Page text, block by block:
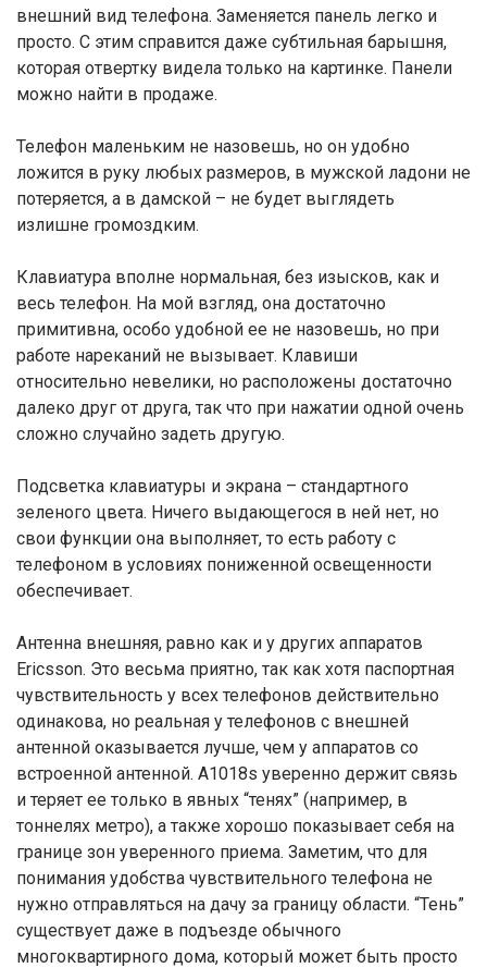
внешний вид телефона. Заменяется панель легко и
просто. С этим справится даже субтильная барышня,
которая отвертку видела только на картинке. Панели
можно найти в продаже.
Телефон маленьким не назовешь, но он удобно
ложится в руку любых размеров, в мужской ладони не
потеряется, а в дамской – не будет выглядеть
излишне громоздким.
Клавиатура вполне нормальная, без изысков, как и
весь телефон. На мой взгляд, она достаточно
примитивна, особо удобной ее не назовешь, но при
работе нареканий не вызывает. Клавиши
относительно невелики, но расположены достаточно
далеко друг от друга, так что при нажатии одной очень
сложно случайно задеть другую.
Подсветка клавиатуры и экрана – стандартного
зеленого цвета. Ничего выдающегося в ней нет, но
свои функции она выполняет, то есть работу с
телефоном в условиях пониженной освещенности
обеспечивает.
Антенна внешняя, равно как и у других аппаратов
Ericsson. Это весьма приятно, так как хотя паспортная
чувствительность у всех телефонов действительно
одинакова, но реальная у телефонов с внешней
антенной оказывается лучше, чем у аппаратов со
встроенной антенной. А1018s уверенно держит связь
и теряет ее только в явных “тенях” (например, в
тоннелях метро), а также хорошо показывает себя на
границе зон уверенного приема. Заметим, что для
понимания удобства чувствительного телефона не
нужно отправляться на дачу за границу области. “Тень”
существует даже в подъезде обычного
многоквартирного дома, который может быть просто